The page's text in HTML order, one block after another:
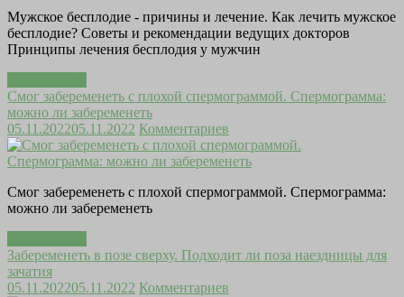
Мужское бесплодие - причины и лечение. Как лечить мужское
бесплодие? Советы и рекомендации ведущих докторов
Принципы лечения бесплодия у мужчин
Смог забеременеть с плохой спермограммой. Спермограмма:
можно ли забеременеть
05.11.202205.11.2022 Комментариев
Смог забеременеть с плохой спермограммой. Спермограмма:
можно ли забеременеть
Забеременеть в позе сверху. Подходит ли поза наездницы для
зачатия
05.11.202205.11.2022 Комментариев